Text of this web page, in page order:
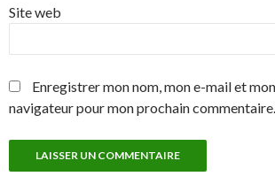
Site web
Enregistrer mon nom, mon e-mail et
navigateur pour mon prochain commentaire.